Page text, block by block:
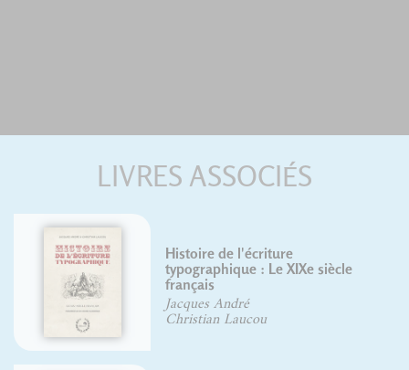
LIVRES ASSOCIÉS
Histoire de l'écriture
Yves Perrousseaux